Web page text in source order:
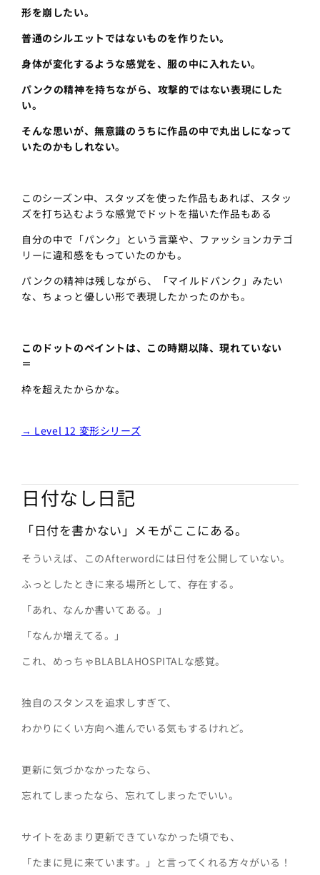
形を崩したい。
普通のシルエットではないものを作りたい。
身体が変化するような感覚を、服の中に入れたい。
パンクの精神を持ちながら、攻撃的ではない表現にした
い。
そんな思いが、無意識のうちに作品の中で丸出しになって
いたのかもしれない。
このシーズン中、スタッズを使った作品もあれば、スタッ
ズを打ち込むような感覚でドットを描いた作品もある
自分の中で「パンク」という言葉や、ファッションカテゴ
リーに違和感をもっていたのかも。
パンクの精神は残しながら、「マイルドパンク」みたい
な、ちょっと優しい形で表現したかったのかも。
このドットのペイントは、この時期以降、現れていない
＝
枠を超えたからかな。
→ Level 12 変形シリーズ
日付なし日記
「日付を書かない」メモがここにある。
そういえば、このAfterwordには日付を公開していない。
ふっとしたときに来る場所として、存在する。
「あれ、なんか書いてある。」
「なんか増えてる。」
これ、めっちゃBLABLAHOSPITALな感覚。
独自のスタンスを追求しすぎて、
わかりにくい方向へ進んでいる気もするけれど。
更新に気づかなかったなら、
忘れてしまったなら、忘れてしまったでいい。
サイトをあまり更新できていなかった頃でも、
「たまに見に来ています。」と言ってくれる方々がいる！